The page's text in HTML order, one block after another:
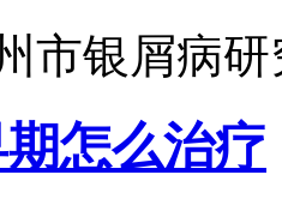
市银屑病
怎么治疗